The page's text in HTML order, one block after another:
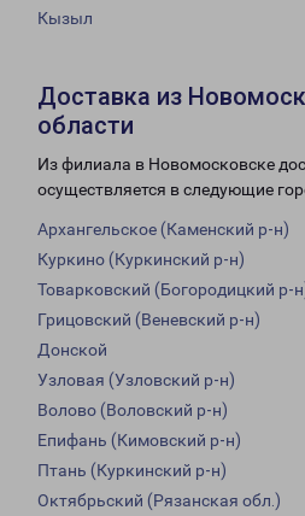
Кызыл
Доставка из
области
Из филиала в Новомосковске
осуществляется в следующие
Архангельское (Каменский р-н)
Куркино (Куркинский р-н)
Товарковский (Богородицкий р-
Грицовский (Веневский р-н)
Донской
Узловая (Узловский р-н)
Волово (Воловский р-н)
Епифань (Кимовский р-н)
Птань (Куркинский р-н)
Октябрьский (Рязанская обл.)